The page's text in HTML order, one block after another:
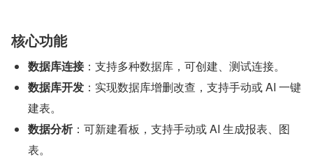
核心功能
数据库连接：支持多种数据库，可创建、测试连接。
数据库开发 ：实现数据库增删改查，支持手动或 AI 一键
建表。
数据分析：可新建看板，支持手动或 AI 生成报表、图
表。